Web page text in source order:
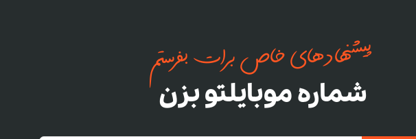
پیشنهادهای خاص برات بفرستم
شماره موبایلتو بزن